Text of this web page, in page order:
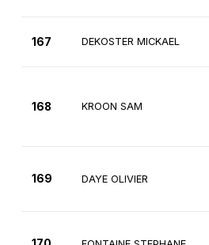
167 DEKOSTER MICKAEL
168 KROON SAM
169 DAYE OLIVIER